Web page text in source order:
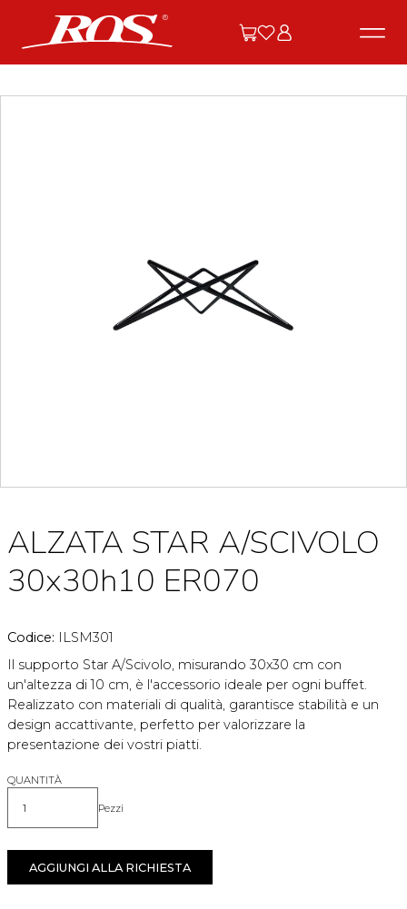
ALZATA STAR A/SCIVOLO
30x30h10 ER070
Codice: ILSM301
Il supporto Star A/Scivolo, misurando 30x30 cm con
un'altezza di 10 cm, è l'accessorio ideale per ogni buffet.
Realizzato con materiali di qualità, garantisce stabilità e un
design accattivante, perfetto per valorizzare la
presentazione dei vostri piatti.
QUANTITÀ
Quantità Pezzi
AGGIUNGI ALLA RICHIESTA